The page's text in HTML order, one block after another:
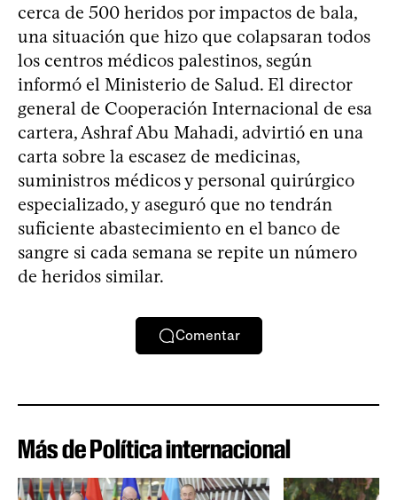
cerca de 500 heridos por impactos de bala,
una situación que hizo que colapsaran todos
los centros médicos palestinos, según
informó el Ministerio de Salud. El director
general de Cooperación Internacional de esa
cartera, Ashraf Abu Mahadi, advirtió en una
carta sobre la escasez de medicinas,
suministros médicos y personal quirúrgico
especializado, y aseguró que no tendrán
suficiente abastecimiento en el banco de
sangre si cada semana se repite un número
de heridos similar.
Comentar
Más de Política internacional